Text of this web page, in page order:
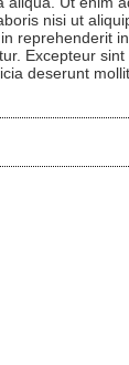
nisi ut
reprehenderit
Excepteur sint
deserunt